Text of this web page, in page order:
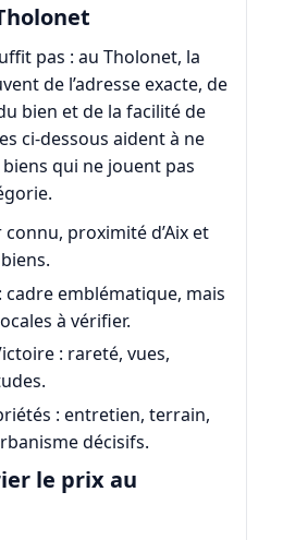
pas : au Tholonet, la
de l’adresse exacte, de
bien et de la facilité de
ci-dessous aident à ne
qui ne jouent pas
proximité d’Aix et
cadre emblématique, mais
à vérifier.
: rareté, vues,
: entretien, terrain,
décisifs.
le prix au